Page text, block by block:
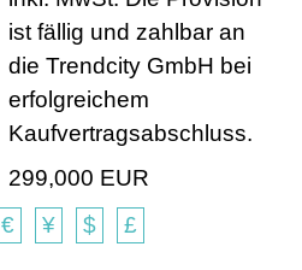
ist fällig und zahlbar an
die Trendcity GmbH bei
erfolgreichem
Kaufvertragsabschluss.
299,000 EUR
€
¥ $ £